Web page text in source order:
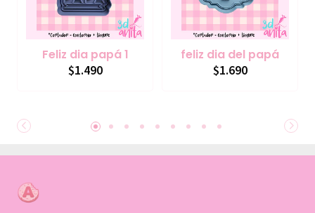
Feliz dia papá 1
$1.490
feliz dia del papá
$1.690